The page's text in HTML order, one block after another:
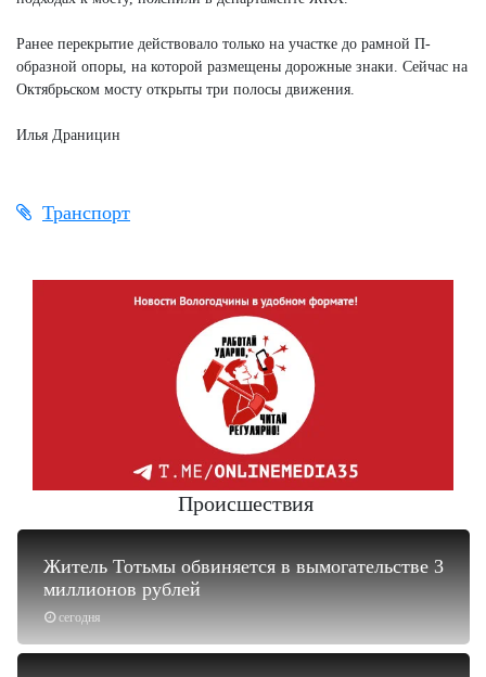
Ранее перекрытие действовало только на участке до рамной П-
образной опоры, на которой размещены дорожные знаки. Сейчас на
Октябрьском мосту открыты три полосы движения.
Илья Драницин
Транспорт
Происшествия
сегодня
Житель Тотьмы обвиняется в вымогательстве 3
миллионов рублей